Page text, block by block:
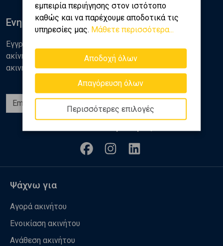
εμπειρία περιήγησης στον ιστότοπο
καθώς και να παρέχουμε αποδοτικά τις
υπηρεσίες μας. Μάθετε περισσότερα...
Αποδοχή όλων
Απαγόρευση όλων
Περισσότερες επιλογές
Ενημερωθείτε
Εγγραφείτε στο newsletter της Golden Home για νέα
ακίνητα, αναλύσεις και διάφορα θέματα της αγοράς
ακινήτων
Ψάχνω για
Αγορά ακινήτου
Ενοικίαση ακινήτου
Ανάθεση ακινήτου